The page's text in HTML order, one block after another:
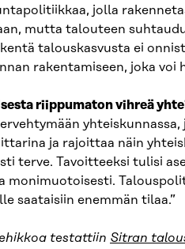
jolla
mutta talouteen
talouskasvusta ei
rakentamiseen, joka voi
riippumaton vihreä
ja rajoittaa näin
terve. Tavoitteeksi tulisi
monimuotoisesti.
saataisiin enemmän tilaa.”
testattiin Sitran